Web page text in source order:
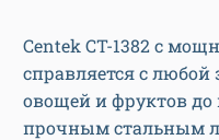
Centek CT-1382 с
справляется с любой
овощей и фруктов до
прочным стальным